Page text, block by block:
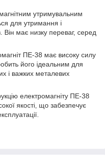
утримувальним
для утримання і
має низку переваг, серед
ПЕ-38 має високу силу
його ідеальним для
і важких металевих
електромагніту ПЕ-38
якості, що забезпечує